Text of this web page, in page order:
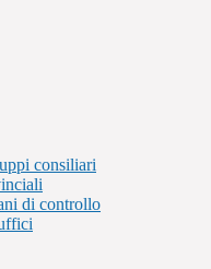
consiliari
di controllo